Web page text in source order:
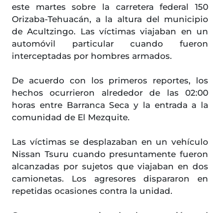
este martes sobre la carretera federal 150
Orizaba-Tehuacán, a la altura del municipio
de Acultzingo. Las víctimas viajaban en un
automóvil particular cuando fueron
interceptadas por hombres armados.
De acuerdo con los primeros reportes, los
hechos ocurrieron alrededor de las 02:00
horas entre Barranca Seca y la entrada a la
comunidad de El Mezquite.
Las víctimas se desplazaban en un vehículo
Nissan Tsuru cuando presuntamente fueron
alcanzadas por sujetos que viajaban en dos
camionetas. Los agresores dispararon en
repetidas ocasiones contra la unidad.